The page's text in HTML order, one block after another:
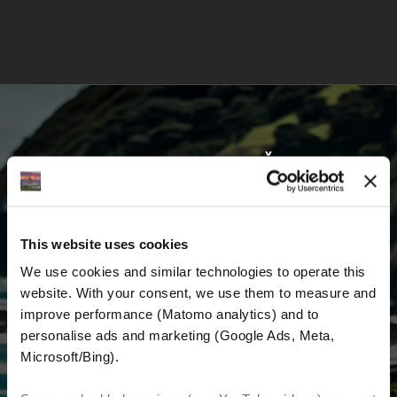
This website uses cookies
We use cookies and similar technologies to operate this
website. With your consent, we use them to measure and
improve performance (Matomo analytics) and to
personalise ads and marketing (Google Ads, Meta,
Microsoft/Bing).
VOZITE S NAMA I KRENITE ŽIVETI SVOJ
Prvi saznajte najnovije vijesti, najbolje ponude
i detaljne informacije o nama i svemu
vezanom uz motociklizam diljem svijeta.
E-mail*